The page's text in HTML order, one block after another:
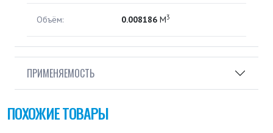
Объём: 0.008186 М3
ПРИМЕНЯЕМОСТЬ
ПОХОЖИЕ ТОВАРЫ